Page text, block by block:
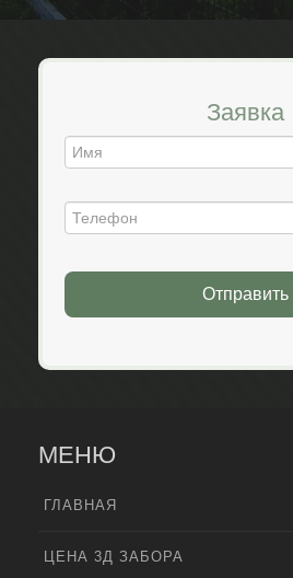
Заявка
Отправить
МЕНЮ
ГЛАВНАЯ
ЦЕНА 3Д ЗАБОРА